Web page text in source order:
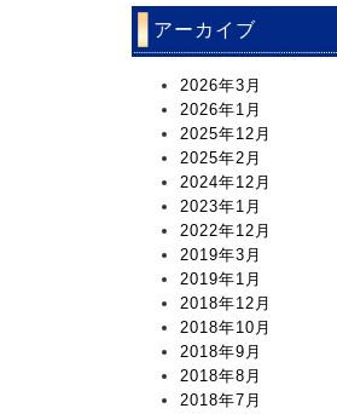
アーカイブ
2026年3月
2026年1月
2025年12月
2025年2月
2024年12月
2023年1月
2022年12月
2019年3月
2019年1月
2018年12月
2018年10月
2018年9月
2018年8月
2018年7月